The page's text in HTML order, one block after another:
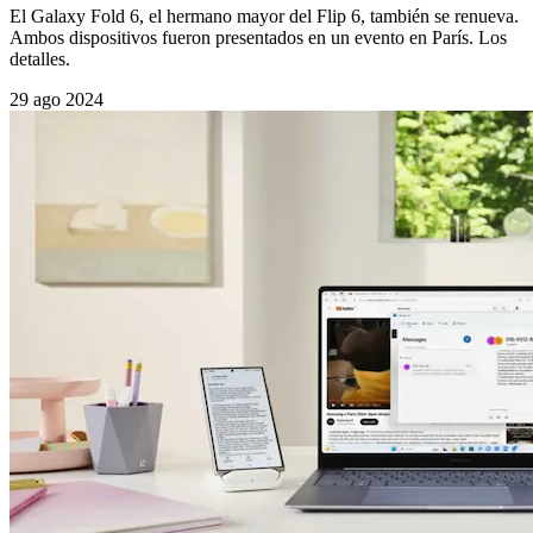
El Galaxy Fold 6, el hermano mayor del Flip 6, también se renueva.
Ambos dispositivos fueron presentados en un evento en París. Los
detalles.
29 ago 2024